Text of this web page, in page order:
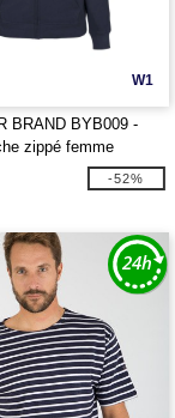
W1
BRAND BYB009 -
zippé femme
-52%